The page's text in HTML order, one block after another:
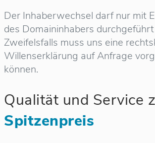
Der Inhaberwechsel darf nur mit
des Domaininhabers
Zweifelsfalls muss uns eine
Willenserklärung auf Anfrage
können.
Qualität und Service
Spitzenpreis